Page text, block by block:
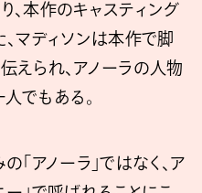
、本作のキャスティング
マディソンは本作で脚
えられ、アノーラの人物
でもある。
「アノーラ」ではなく、ア